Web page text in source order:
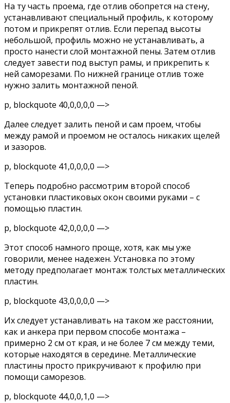
На ту часть проема, где отлив обопрется на стену,
устанавливают специальный профиль, к которому
потом и прикрепят отлив. Если перепад высоты
небольшой, профиль можно не устанавливать, а
просто нанести слой монтажной пены. Затем отлив
следует завести под выступ рамы, и прикрепить к
ней саморезами. По нижней границе отлив тоже
нужно залить монтажной пеной.
p, blockquote 40,0,0,0,0 —>
Далее следует залить пеной и сам проем, чтобы
между рамой и проемом не осталось никаких щелей
и зазоров.
p, blockquote 41,0,0,0,0 —>
Теперь подробно рассмотрим второй способ
установки пластиковых окон своими руками – с
помощью пластин.
p, blockquote 42,0,0,0,0 —>
Этот способ намного проще, хотя, как мы уже
говорили, менее надежен. Установка по этому
методу предполагает монтаж толстых металлических
пластин.
p, blockquote 43,0,0,0,0 —>
Их следует устанавливать на таком же расстоянии,
как и анкера при первом способе монтажа –
примерно 2 см от края, и не более 7 см между теми,
которые находятся в середине. Металлические
пластины просто прикручивают к профилю при
помощи саморезов.
p, blockquote 44,0,0,1,0 —>